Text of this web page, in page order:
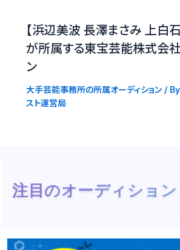
【浜辺美波 長澤まさみ 上白石
が所属する東宝芸能株式会社
ン
大手芸能事務所の所属オーディション/ By
スト運営局
注目のオーディション